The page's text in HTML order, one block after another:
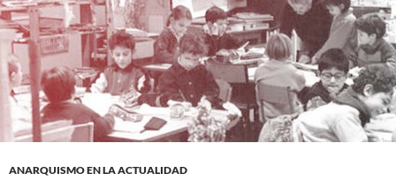
ANARQUISMO EN LA ACTUALIDAD